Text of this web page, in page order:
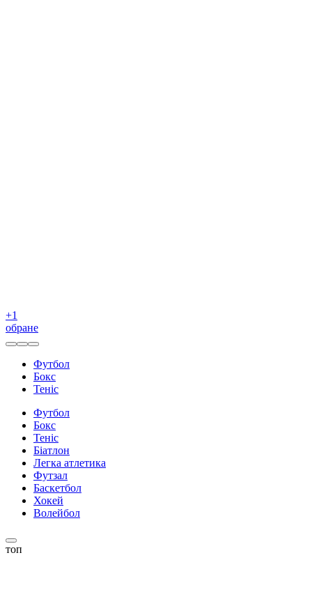
+1
обране
Футбол
Бокс
Теніс
Футбол
Бокс
Теніс
Біатлон
Легка атлетика
Футзал
Баскетбол
Хокей
Волейбол
топ